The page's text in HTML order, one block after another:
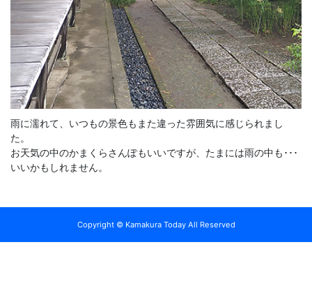
雨に濡れて、いつもの景色もまた違った雰囲気に感じられまし
た。
お天気の中のかまくらさんぽもいいですが、たまには雨の中も･･･
いいかもしれません。
Copyright © Kamakura Today All Reserved